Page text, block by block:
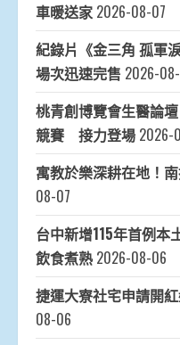
車暖送家 2026-08-07
紀錄片《金三角 孤軍
場次迅速完售 2026-
桃青創博覽會生醫論
競賽 接力登場 2026-
寓教於樂深耕在地！
08-07
台中新增115年首例
飲食煮熟 2026-08-06
捷運大寮社宅申請開
08-06